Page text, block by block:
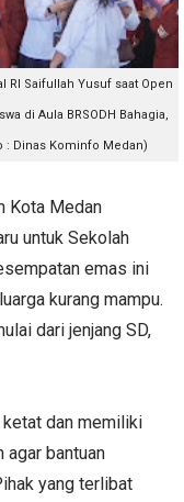
RI Saifullah Yusuf saat Open
di Aula BRSODH Bahagia,
: Dinas Kominfo Medan)
Kota Medan
untuk Sekolah
emas ini
kurang mampu.
dari jenjang SD,
dan memiliki
agar bantuan
yang terlibat